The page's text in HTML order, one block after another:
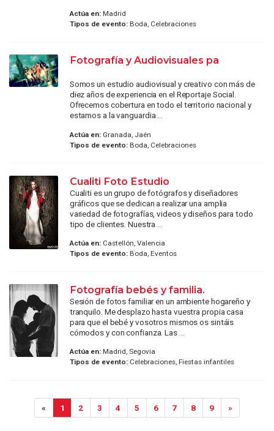
Actúa en:Madrid
Tipos de evento:Boda, Celebraciones
Fotografía y Audiovisuales pa
Somos un estudio audiovisual y creativo con más de
diez años de experiencia en el Reportaje Social.
Ofrecemos cobertura en todo el territorio nacional y
estamos a la vanguardia ...
Actúa en:Granada, Jaén
Tipos de evento:Boda, Celebraciones
Cualiti Foto Estudio
Cualiti es un grupo de fotógrafos y diseñadores
gráficos que se dedican a realizar una amplia
variedad de fotografías, videos y diseños para todo
tipo de clientes. Nuestra ...
Actúa en:Castellón, Valencia
Tipos de evento:Boda, Eventos
Fotografía bebés y familia.
Sesión de fotos familiar en un ambiente hogareño y
tranquilo. Me desplazo hasta vuestra propia casa
para que el bebé y vosotros mismos os sintáis
cómodos y con confianza. Las ...
Actúa en:Madrid, Segovia
Tipos de evento:Celebraciones, Fiestas infantiles
« 1 2 3 4 5 6 7 8 9 »